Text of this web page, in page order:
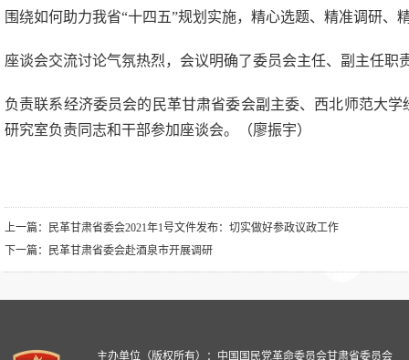
围绕如何助力我省“十四五”规划实施，精心选题、精准调研
座谈会交流讨论气氛热烈，会议明确了委员会主任、副主任职
负责联系经济委员会的民革甘肃省委会副主委、西北师范大
研究室负责同志和干部参加座谈会。（廖振宇）
上一篇：
民革甘肃省委会2021年1号文件发布：切实做好参政议政工作
下一篇：
民革甘肃省委会赴酒泉市开展调研
主办单位（版权所有）：中国国民党革命委员会甘肃省委员会